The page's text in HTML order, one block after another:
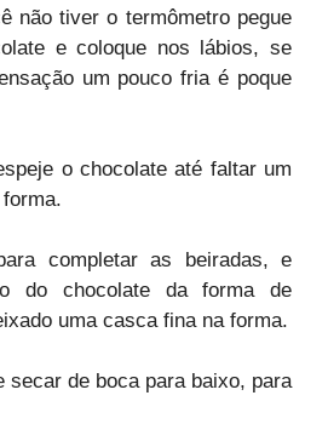
não tiver o termômetro pegue
e coloque nos lábios, se
um pouco fria é poque
o chocolate até faltar um
completar as beiradas, e
do chocolate da forma de
uma casca fina na forma.
secar de boca para baixo, para